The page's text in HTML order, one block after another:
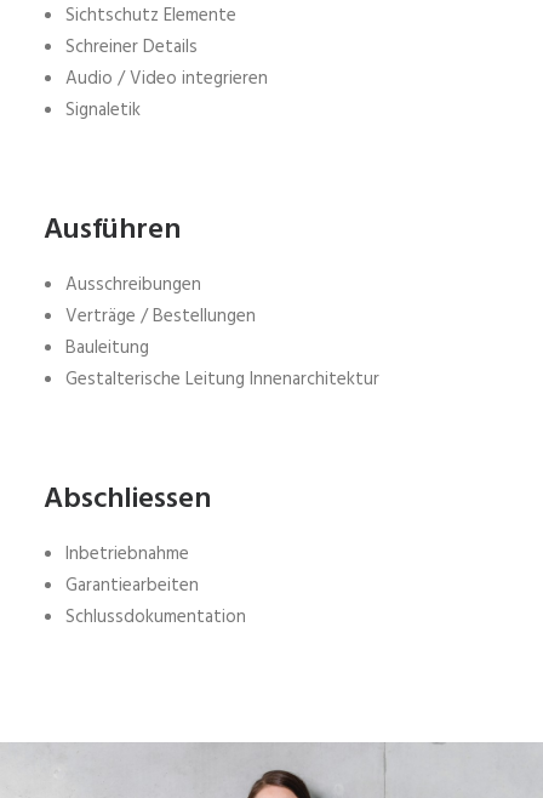
Sichtschutz Elemente
Schreiner Details
Audio / Video integrieren
Signaletik
Ausführen
Ausschreibungen
Verträge / Bestellungen
Bauleitung
Gestalterische Leitung Innenarchitektur
Abschliessen
Inbetriebnahme
Garantiearbeiten
Schlussdokumentation